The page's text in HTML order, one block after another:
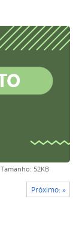
Tamanho: 52KB
Próximo: »